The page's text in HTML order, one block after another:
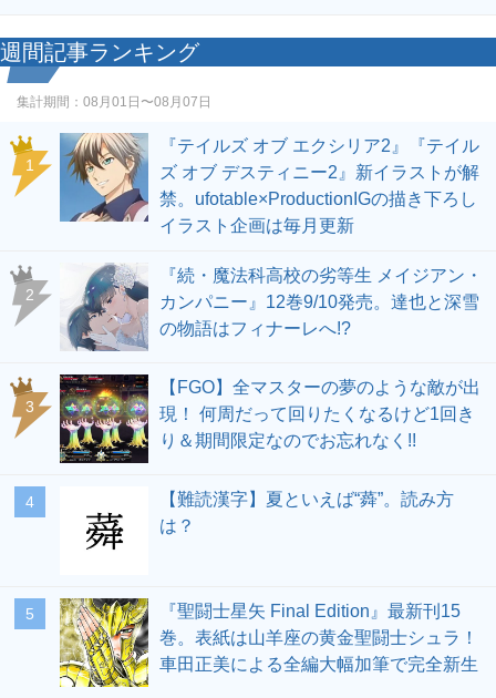
週間記事ランキング
集計期間： 08月01日〜08月07日
1
『テイルズ オブ エクシリア2』『テイル
ズ オブ デスティニー2』新イラストが解
禁。ufotable×ProductionIGの描き下ろし
イラスト企画は毎月更新
2
『続・魔法科高校の劣等生 メイジアン・
カンパニー』12巻9/10発売。達也と深雪
の物語はフィナーレへ!?
3
【FGO】全マスターの夢のような敵が出
現！ 何周だって回りたくなるけど1回き
り＆期間限定なのでお忘れなく!!
4
【難読漢字】夏といえば“蕣”。読み方
は？
5
『聖闘士星矢 Final Edition』最新刊15
巻。表紙は山羊座の黄金聖闘士シュラ！
車田正美による全編大幅加筆で完全新生